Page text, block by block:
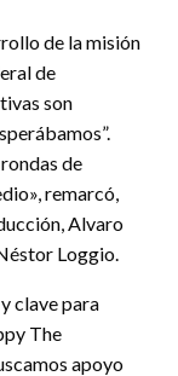
de la misión
de
son
de
remarcó,
Alvaro
Loggio.
clave para
The
apoyo